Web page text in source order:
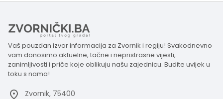
Vaš pouzdan izvor informacija za Zvornik i regiju! Svakodnevno
vam donosimo aktuelne, tačne i nepristrasne vijesti,
zanimljivosti i priče koje oblikuju našu zajednicu. Budite uvijek u
toku s nama!
Zvornik, 75400